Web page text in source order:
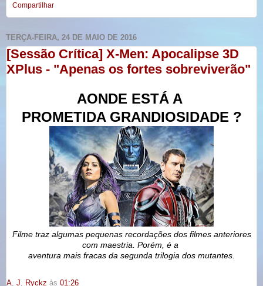
Compartilhar
TERÇA-FEIRA, 24 DE MAIO DE 2016
[Sessão Crítica] X-Men: Apocalipse 3D
XPlus - "Apenas os fortes sobreviverão"
AONDE ESTÁ A
PROMETIDA GRANDIOSIDADE ?
Filme traz algumas pequenas recordações dos filmes anteriores
com maestria. Porém, é a
aventura mais fracas da segunda trilogia dos mutantes.
A. J. Ryckz às 01:26